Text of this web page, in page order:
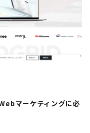
マーケティングに必